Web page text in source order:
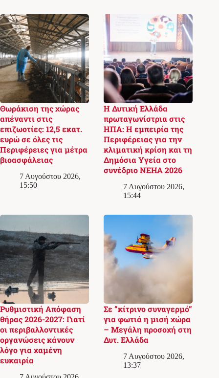
Θωράκιση της χώρας
απέναντι στις
επιζωοτίες: 12,5 εκατ.
ευρώ σε όλες τις
Περιφέρειες για μέτρα
βιοασφάλειας
7 Αυγούστου 2026,
15:50
Η Δυτική Ελλάδα
πρωταγωνίστρια στις
ΗΠΑ: Η εμπειρία της
Περιφέρειας για την
κλιματική κρίση και τη
Δημόσια Υγεία στο
συνέδριο NEHA 2026
7 Αυγούστου 2026,
15:44
Ρυθμιστική Απόφαση
θήρας 2026-2027: Γιατί
οι περιβαλλοντικές
οργανώσεις κάνουν
λόγο για χαμένη
ευκαιρία
Σε “κίτρινο συναγερμό”
για φωτιά η μισή χώρα
– Μεγάλη προσοχή στη
Δυτ. Ελλάδα
7 Αυγούστου 2026,
13:37